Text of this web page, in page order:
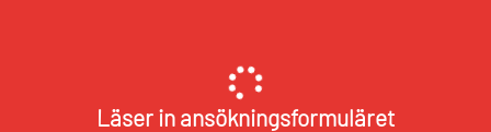
Läser in ansökningsformuläret